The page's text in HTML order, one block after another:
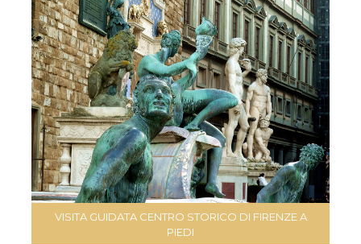
VISITA GUIDATA CENTRO STORICO DI FIRENZE A
PIEDI